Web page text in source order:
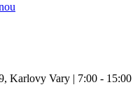
Karlovy Vary | 7:00 - 15:00